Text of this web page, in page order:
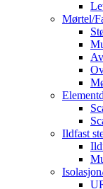
Mørtel/
Ildfast